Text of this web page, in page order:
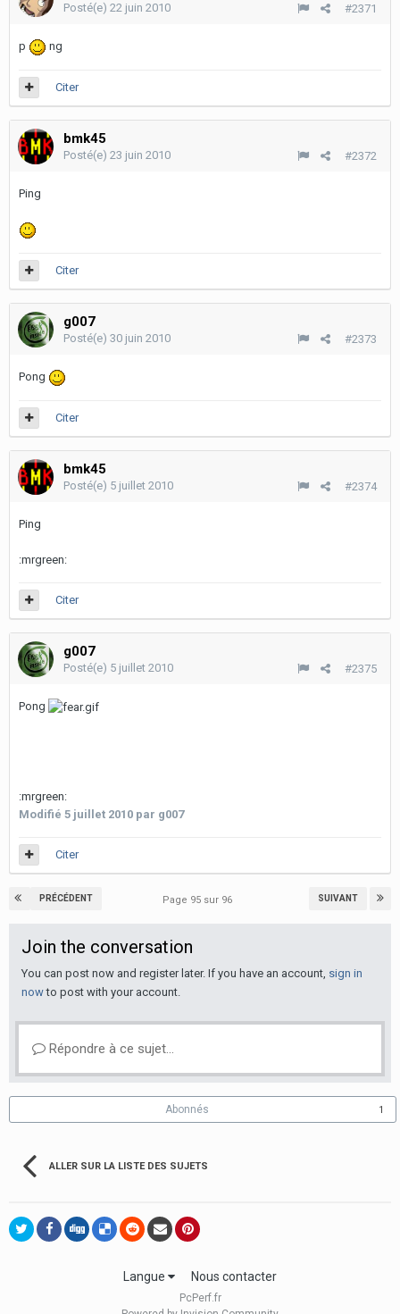
#2371
Posté(e) 22 juin 2010
p ng
Citer
bmk45
#2372
Posté(e) 23 juin 2010
Ping
Citer
g007
#2373
Posté(e) 30 juin 2010
Pong
Citer
bmk45
#2374
Posté(e) 5 juillet 2010
Ping
:mrgreen:
Citer
g007
#2375
Posté(e) 5 juillet 2010
Pong
:mrgreen:
Modifié 5 juillet 2010 par g007
Citer
PRÉCÉDENT SUIVANT
Page 95 sur 96
Join the conversation
You can post now and register later. If you have an account, sign in
nowto post with your account.
Répondre à ce sujet…
Abonnés 1
ALLER SUR LA LISTE DES SUJETS
Langue Nous contacter
PcPerf.fr